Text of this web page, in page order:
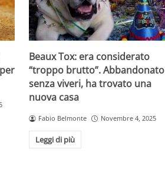
Beaux Tox: era considerato
“troppo brutto”. Abbandonato
senza viveri, ha trovato una
nuova casa
Fabio Belmonte Novembre 4, 2025
Leggi di più